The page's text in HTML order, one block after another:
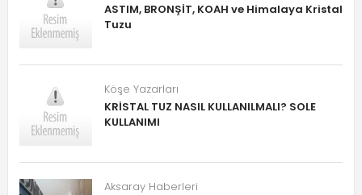
ASTIM, BRONŞİT, KOAH ve Himalaya Kristal
Tuzu
Köşe Yazarları
KRİSTAL TUZ NASIL KULLANILMALI? SOLE
KULLANIMI
Aksaray Haberleri